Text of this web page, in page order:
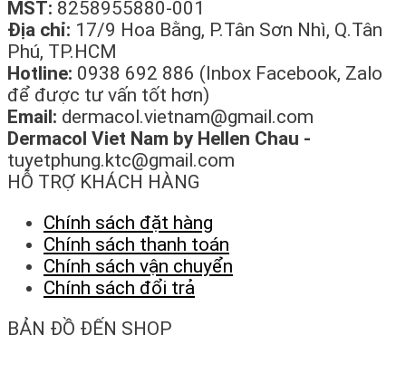
MST: 8258955880-001
Địa chỉ: 17/9 Hoa Bằng, P.Tân Sơn Nhì, Q.Tân
Phú, TP.HCM
Hotline: 0938 692 886 (Inbox Facebook, Zalo
để được tư vấn tốt hơn)
Email: dermacol.vietnam@gmail.com
Dermacol Viet Nam by Hellen Chau -
tuyetphung.ktc@gmail.com
HỖ TRỢ KHÁCH HÀNG
Chính sách đặt hàng
Chính sách thanh toán
Chính sách vận chuyển
Chính sách đổi trả
BẢN ĐỒ ĐẾN SHOP